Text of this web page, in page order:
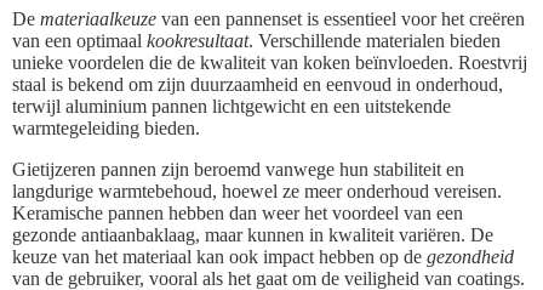
De materiaalkeuze van een pannenset is essentieel voor het creëren
van een optimaal kookresultaat. Verschillende materialen bieden
unieke voordelen die de kwaliteit van koken beïnvloeden. Roestvrij
staal is bekend om zijn duurzaamheid en eenvoud in onderhoud,
terwijl aluminium pannen lichtgewicht en een uitstekende
warmtegeleiding bieden.
Gietijzeren pannen zijn beroemd vanwege hun stabiliteit en
langdurige warmtebehoud, hoewel ze meer onderhoud vereisen.
Keramische pannen hebben dan weer het voordeel van een
gezonde antiaanbaklaag, maar kunnen in kwaliteit variëren. De
keuze van het materiaal kan ook impact hebben op de gezondheid
van de gebruiker, vooral als het gaat om de veiligheid van coatings.